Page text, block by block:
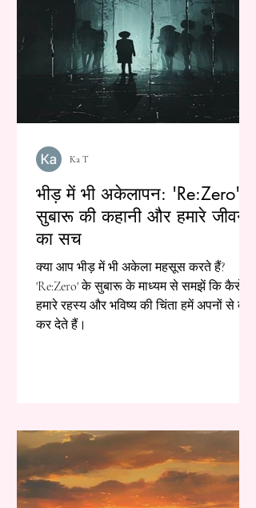
भीड़ में भी अकेलापन: 'Re:Zero' के
सुबारू की कहानी और हमारे जीवन
का सच
क्या आप भीड़ में भी अकेला महसूस करते हैं?
'Re:Zero' के सुबारू के माध्यम से समझें कि कैसे
हमारे रहस्य और भविष्य की चिंता हमें अपनों से दूर
कर देते हैं।
Ka T